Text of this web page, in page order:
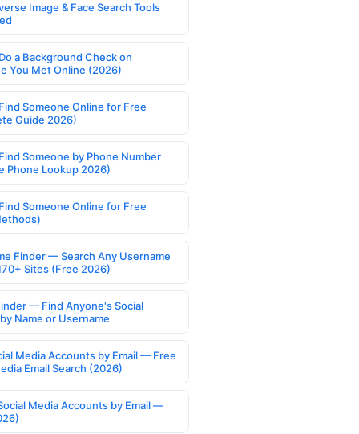
Image & Face Search Tools
a Background Check on
You Met Online (2026)
Someone Online for Free
Guide 2026)
Someone by Phone Number
Phone Lookup 2026)
Someone Online for Free
Finder — Search Any Username
Sites (Free 2026)
— Find Anyone's Social
Name or Username
Media Accounts by Email — Free
Email Search (2026)
Media Accounts by Email —